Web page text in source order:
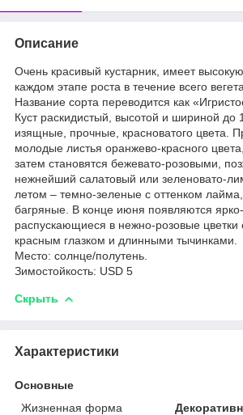
Описание
Очень красивый кустарник, имеет
каждом этапе роста в течение всего
Название сорта переводится как
Куст раскидистый, высотой и шириной до
изящные, прочные, красноватого цвета.
молодые листья оранжево-красного
затем становятся бежевато-розовыми,
нежнейший салатовый или зеленовато-
летом – темно-зеленые с оттенком
багряные. В конце июня появляются
распускающиеся в нежно-розовые цветки
красным глазком и длинными тычинками.
Место: солнце/полутень.
Зимостойкость: USD 5
Скрыть
Характеристики
Основные
Жизненная форма